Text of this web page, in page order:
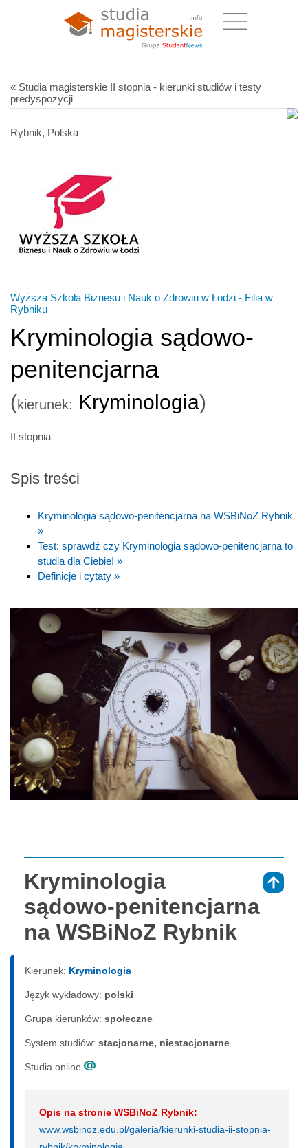
« Studia magisterskie II stopnia - kierunki studiów i testy
predyspozycji
Rybnik, Polska
Wyższa Szkoła Biznesu i Nauk o Zdrowiu w Łodzi - Filia w
Rybniku
Kryminologia sądowo-
penitencjarna
(kierunek: Kryminologia)
II stopnia
Spis treści
Kryminologia sądowo-penitencjarna na WSBiNoZ Rybnik
»
Test: sprawdź czy Kryminologia sądowo-penitencjarna to
studia dla Ciebie! »
Definicje i cytaty »
Kryminologia
sądowo-penitencjarna
na WSBiNoZ Rybnik
Kierunek: Kryminologia
Język wykładowy: polski
Grupa kierunków: społeczne
System studiów: sta­cjo­nar­ne, nie­sta­cjo­nar­ne
Studia online
Opis na stronie WSBiNoZ Rybnik:
www.wsbinoz.edu.pl/galeria/kierunki-studia-ii-stopnia-